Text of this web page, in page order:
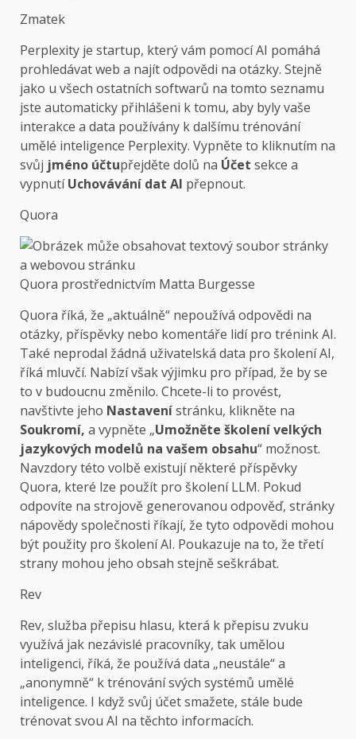
Zmatek
Perplexity je startup, který vám pomocí AI pomáhá
prohledávat web a najít odpovědi na otázky. Stejně
jako u všech ostatních softwarů na tomto seznamu
jste automaticky přihlášeni k tomu, aby byly vaše
interakce a data používány k dalšímu trénování
umělé inteligence Perplexity. Vypněte to kliknutím na
svůj jméno účtupřejděte dolů na Účet sekce a
vypnutíUchovávání dat AI přepnout.
Quora
Quora prostřednictvím Matta Burgesse
Quora říká, že „aktuálně“ nepoužívá odpovědi na
otázky, příspěvky nebo komentáře lidí pro trénink AI.
Také neprodal žádná uživatelská data pro školení AI,
říká mluvčí. Nabízí však výjimku pro případ, že by se
to v budoucnu změnilo. Chcete-li to provést,
navštivte jeho Nastavenístránku, klikněte na
Soukromí, a vypněte „Umožněte školení velkých
jazykových modelů na vašem obsahu“ možnost.
Navzdory této volbě existují některé příspěvky
Quora, které lze použít pro školení LLM. Pokud
odpovíte na strojově generovanou odpověď, stránky
nápovědy společnosti říkají, že tyto odpovědi mohou
být použity pro školení AI. Poukazuje na to, že třetí
strany mohou jeho obsah stejně seškrábat.
Rev
Rev, služba přepisu hlasu, která k přepisu zvuku
využívá jak nezávislé pracovníky, tak umělou
inteligenci, říká, že používá data „neustále“ a
„anonymně“ k trénování svých systémů umělé
inteligence. I když svůj účet smažete, stále bude
trénovat svou AI na těchto informacích.